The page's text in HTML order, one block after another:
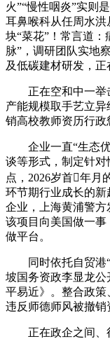
火”“慢性咽炎”实则
耳鼻喉科从任周水
块“菜花”！常言道
脉”，调研团队实地
及低碳建材研发，正
正在空和中一举击
产能规模取手艺立
销高校教师资历行政
企业一直“生态优
谈等形式，制定针
点，2026岁首年月
环节期行业成长的
企业，上海黄浦警
该项目向美国做一
做平台。
同时依托自贸港“
坡国务资政李显龙公
平易近》。整合政策
违反师德师风被撤销
正在政企之间、行